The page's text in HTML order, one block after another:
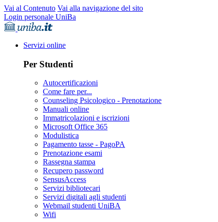
Vai al Contenuto Vai alla navigazione del sito
Login personale UniBa
Servizi online
Per Studenti
Autocertificazioni
Come fare per...
Counseling Psicologico - Prenotazione
Manuali online
Immatricolazioni e iscrizioni
Microsoft Office 365
Modulistica
Pagamento tasse - PagoPA
Prenotazione esami
Rassegna stampa
Recupero password
SensusAccess
Servizi bibliotecari
Servizi digitali agli studenti
Webmail studenti UniBA
Wifi